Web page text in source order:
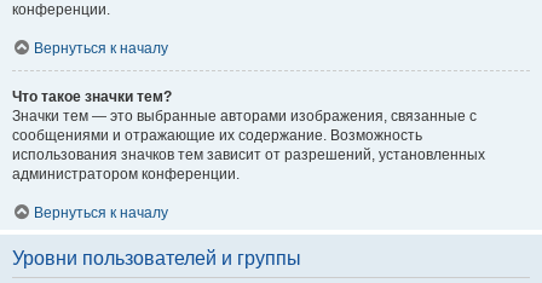
конференции.
Вернуться к началу
Что такое значки тем?
Значки тем — это выбранные авторами изображения, связанные с
сообщениями и отражающие их содержание. Возможность
использования значков тем зависит от разрешений, установленных
администратором конференции.
Вернуться к началу
Уровни пользователей и группы